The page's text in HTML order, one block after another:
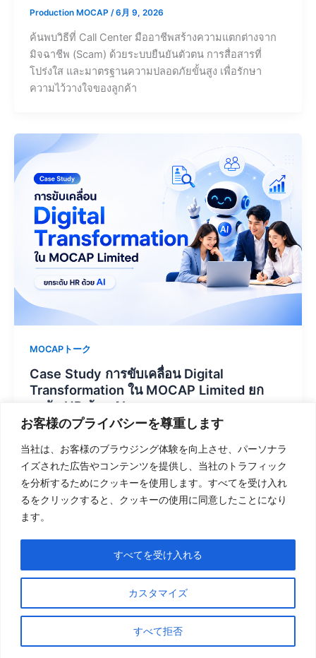
お客様のプライバシーを尊重します
当社は、お客様のブラウジング体験を向上させ、パーソナラ
イズされた広告やコンテンツを提供し、当社のトラフィック
を分析するためにクッキーを使用します。すべてを受け入れ
るをクリックすると、クッキーの使用に同意したことになり
ます。
カスタマイズ
すべて拒否
すべてを受け入れる
Production MOCAP /6月 9, 2026
ค้นพบวิธีที่ Call Center มืออาชีพสร้างความแตกต่างจาก
มิจฉาชีพ (Scam) ด้วยระบบยืนยันตัวตน การสื่อสารที่
โปร่งใส และมาตรฐานความปลอดภัยขั้นสูง เพื่อรักษา
ความไว้วางใจของลูกค้า
MOCAPトーク
Case Study การขับเคลื่อน Digital
Transformation ใน MOCAP Limited ยก
ระดับ HR ด้วย AI
ในอุตสาหกรรม Outsource Call Center และ BPO
(Business Process Outsourcing) ความสามารถในการ
“จัดหาบุคลากรคุณภาพในปริมาณมาก” (Mass
Recruitment) คือความได้เปรียบทางธุรกิจ แต่ในโลกความ
MOCAP Limited ได้เปลี่ยนวิกฤตนี้ให้เป็นโอกาสผ่านการ
ทำ Internal Transformation ด้วยการนำเทคโนโลยี AI มา
เป็นเครื่องมือหลักในการตัดสินใจ